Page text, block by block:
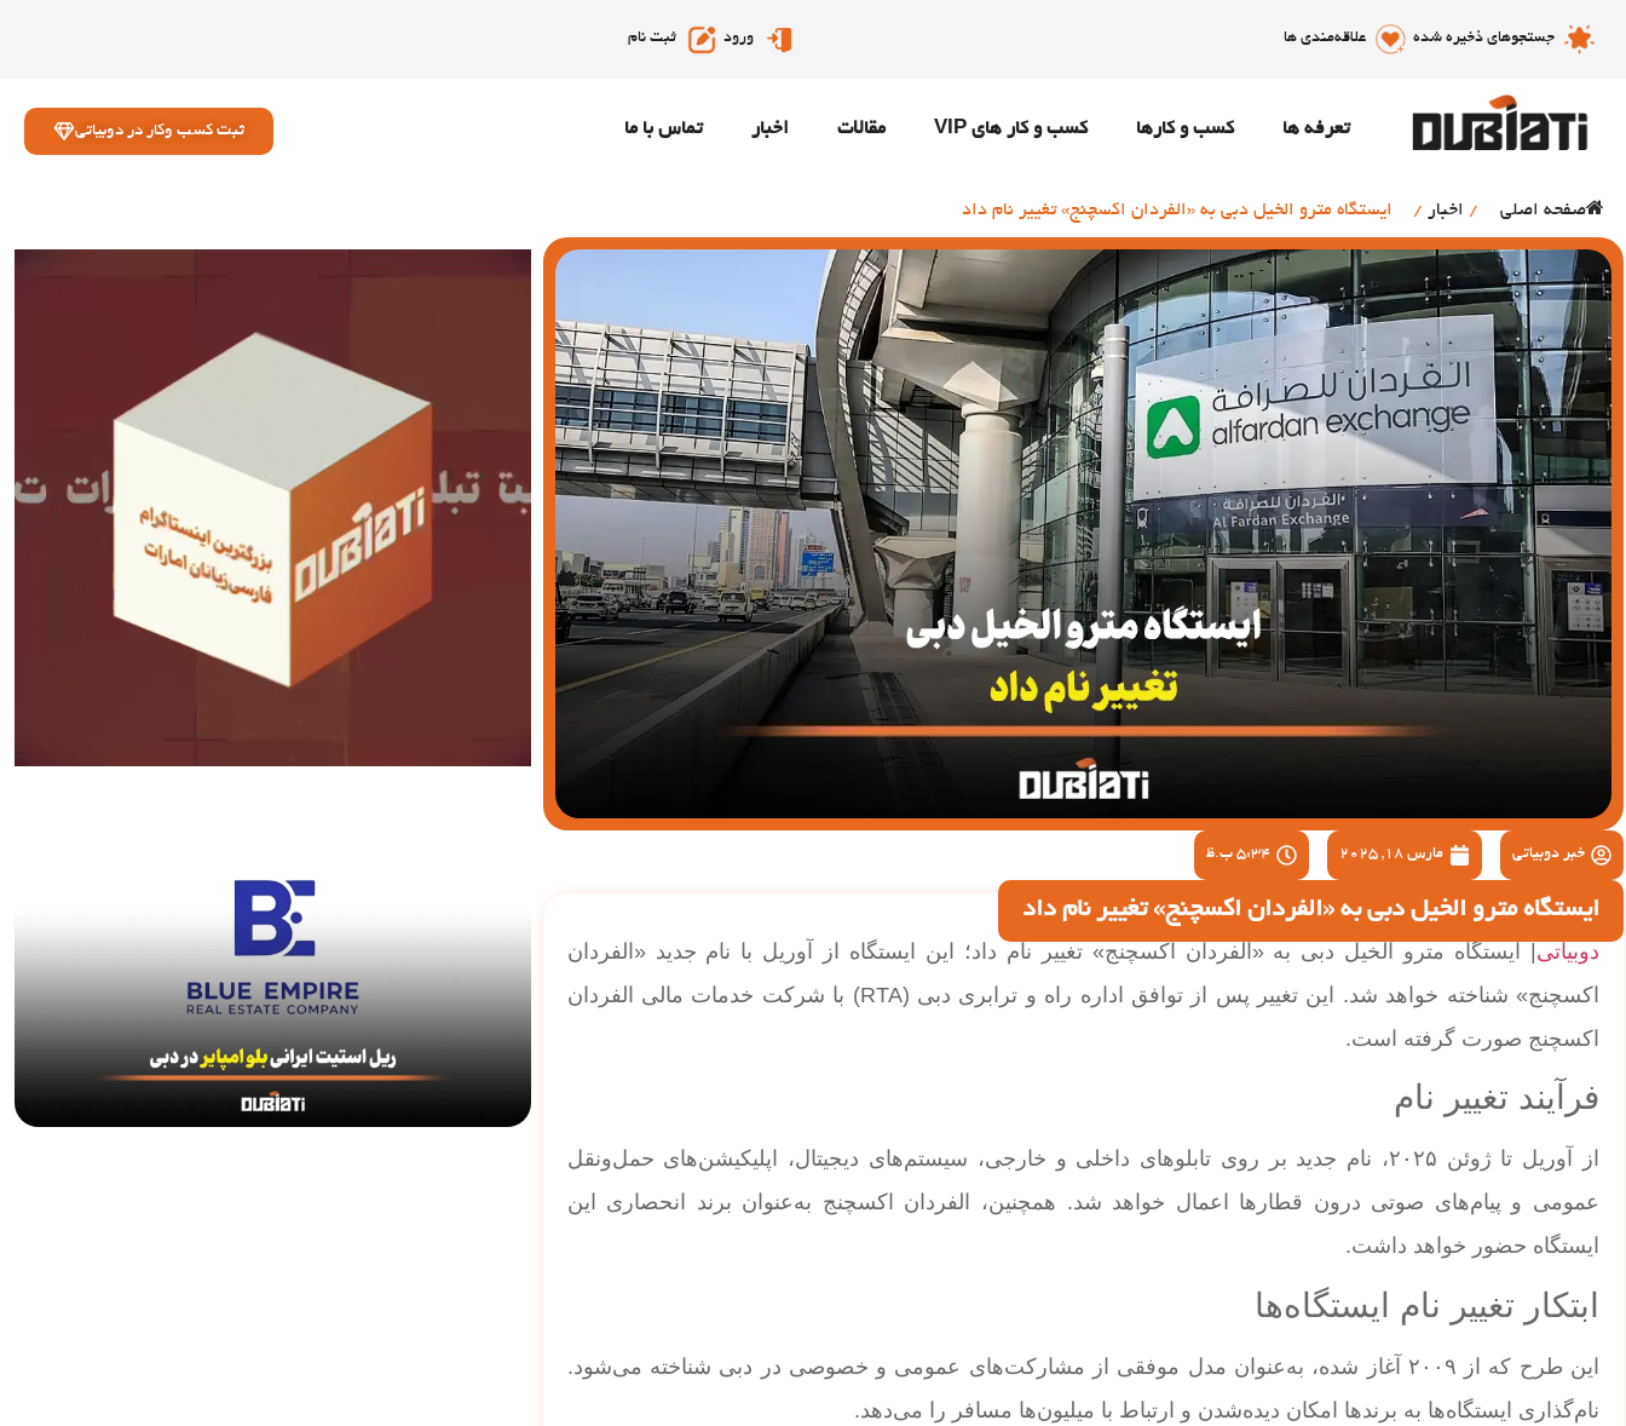
جستجوهای ذخیره شده علاقه‌مندی ها ورود ثبت نام
تعرفه ها کسب و کارها کسب و کار های VIP مقالات اخبار تماس با ما ثبت کسب وکار در دوبیاتی
صفحه اصلی / اخبار / ایستگاه مترو الخیل دبی به «الفردان اکسچنج» تغییر نام داد
خبر دوبیاتی مارس 18, 2025 5:34 ب.ظ
ایستگاه مترو الخیل دبی به «الفردان اکسچنج» تغییر نام داد
دوبیاتی | ایستگاه مترو الخیل دبی به «الفردان اکسچنج» تغییر نام داد؛ این ایستگاه از آوریل با نام جدید «الفردان
اکسچنج» شناخته خواهد شد. این تغییر پس از توافق اداره راه و ترابری دبی (RTA) با شرکت خدمات مالی الفردان
اکسچنج صورت گرفته است.
فرآیند تغییر نام
از آوریل تا ژوئن ۲۰۲۵، نام جدید بر روی تابلوهای داخلی و خارجی، سیستم‌های دیجیتال، اپلیکیشن‌های حمل‌ونقل
عمومی و پیام‌های صوتی درون قطارها اعمال خواهد شد. همچنین، الفردان اکسچنج به‌عنوان برند انحصاری این
ایستگاه حضور خواهد داشت.
ابتکار تغییر نام ایستگاه‌ها
این طرح که از ۲۰۰۹ آغاز شده، به‌عنوان مدل موفقی از مشارکت‌های عمومی و خصوصی در دبی شناخته می‌شود.
نام‌گذاری ایستگاه‌ها به برندها امکان دیده‌شدن و ارتباط با میلیون‌ها مسافر را می‌دهد.